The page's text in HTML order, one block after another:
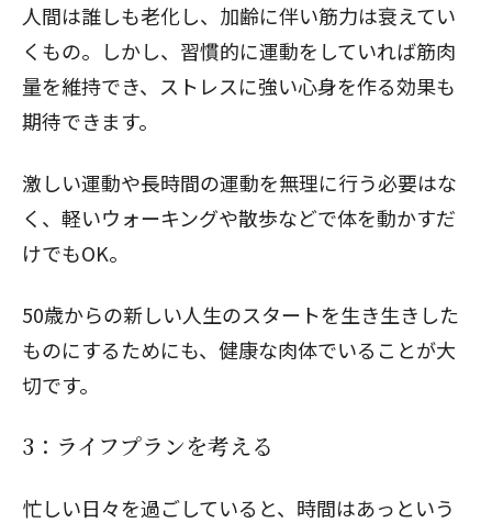
人間は誰しも老化し、加齢に伴い筋力は衰えてい
くもの。しかし、習慣的に運動をしていれば筋肉
量を維持でき、ストレスに強い心身を作る効果も
期待できます。
激しい運動や長時間の運動を無理に行う必要はな
く、 軽いウォーキングや散歩などで体を動かすだ
けでもOK。
50歳からの新しい人生のスタートを生き生きした
ものにするためにも、健康な肉体でいることが大
切です。
3：ライフプランを考える
忙しい日々を過ごしていると、時間はあっという
閉じる